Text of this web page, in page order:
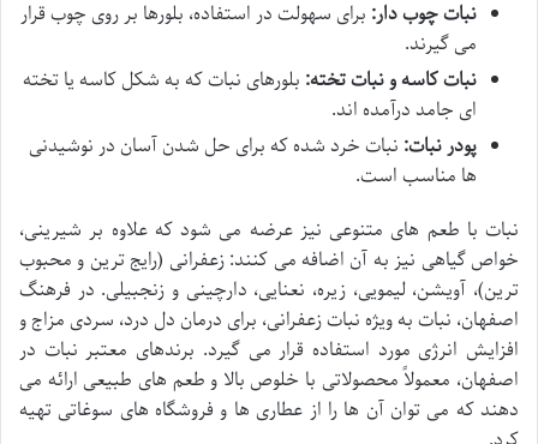
نبات چوب دار: برای سهولت در استفاده، بلورها بر روی چوب قرار
می گیرند.
نبات کاسه و نبات تخته: بلورهای نبات که به شکل کاسه یا تخته
ای جامد درآمده اند.
پودر نبات: نبات خرد شده که برای حل شدن آسان در نوشیدنی
ها مناسب است.
نبات با طعم های متنوعی نیز عرضه می شود که علاوه بر شیرینی،
خواص گیاهی نیز به آن اضافه می کنند: زعفرانی (رایج ترین و محبوب
ترین)، آویشن، لیمویی، زیره، نعنایی، دارچینی و زنجبیلی. در فرهنگ
اصفهان، نبات به ویژه نبات زعفرانی، برای درمان دل درد، سردی مزاج و
افزایش انرژی مورد استفاده قرار می گیرد. برندهای معتبر نبات در
اصفهان، معمولاً محصولاتی با خلوص بالا و طعم های طبیعی ارائه می
دهند که می توان آن ها را از عطاری ها و فروشگاه های سوغاتی تهیه